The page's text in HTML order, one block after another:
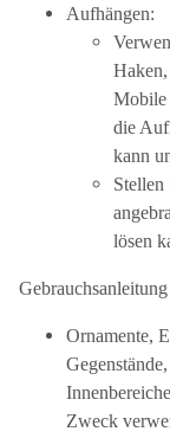
Aufhängen:
Mobile
die
kann
Stellen
lösen
Ornamente,
Zweck